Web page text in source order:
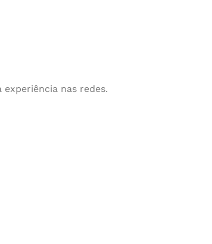
nas redes.